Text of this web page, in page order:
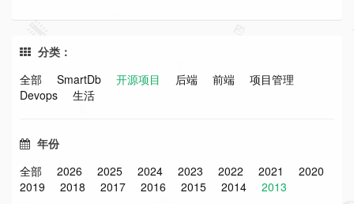
分类：
全部
SmartDb 开源项目 后端 前端
项目管理
Devops
生活
年份
全部
2026 2025 2024 2023 2022 2021
2020
2019
2018 2017 2016 2015 2014 2013